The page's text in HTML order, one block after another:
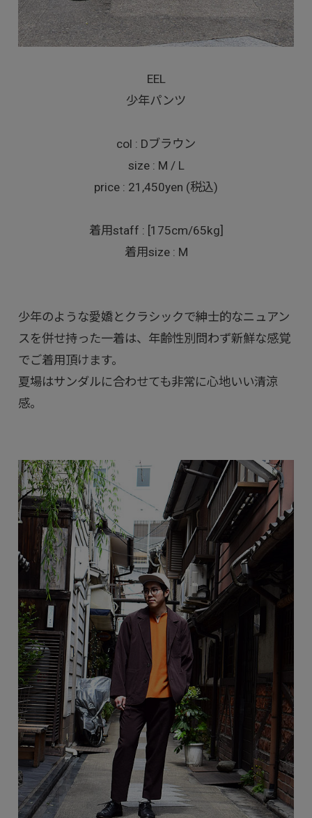
EEL
少年パンツ
col : Dブラウン
size : M / L
price : 21,450yen (税込)
着用staff : [175cm/65kg]
着用size : M
少年のような愛嬌とクラシックで紳士的なニュアン
スを併せ持った一着は、年齢性別問わず新鮮な感覚
でご着用頂けます。
夏場はサンダルに合わせても非常に心地いい清涼
感。